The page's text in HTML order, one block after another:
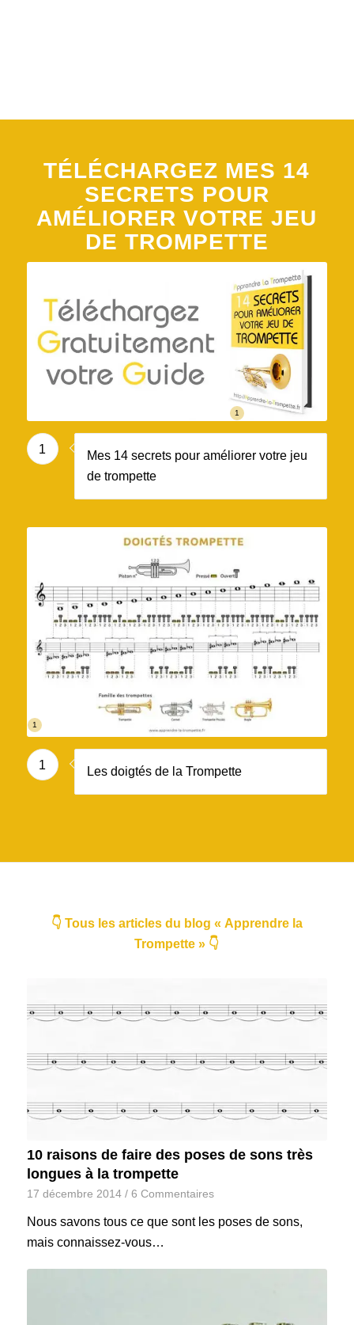
TÉLÉCHARGEZ MES 14
SECRETS POUR
AMÉLIORER VOTRE JEU
DE TROMPETTE
1
1
Mes 14 secrets pour améliorer votre jeu
de trompette
1
1 Les doigtés de la Trompette
👇 Tous les articles du blog « Apprendre la
Trompette » 👇
10 raisons de faire des poses de sons très
longues à la trompette
17 décembre 2014 / 6 Commentaires
Nous savons tous ce que sont les poses de sons,
mais connaissez-vous…